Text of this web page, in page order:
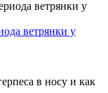
ветрянки у